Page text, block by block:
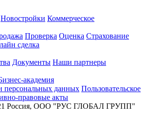
Новостройки Коммерческое
Проверка Оценка Страхование
сделка
Документы Наши партнеры
академия
персональных данных Пользовательское
правовые акты
Россия, ООО "РУС ГЛОБАЛ ГРУПП"